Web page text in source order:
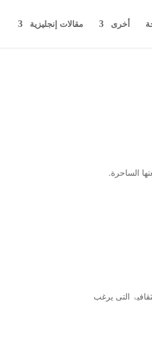
أخرى مقالات إنجليزية
الساحرة.
التی یرغب